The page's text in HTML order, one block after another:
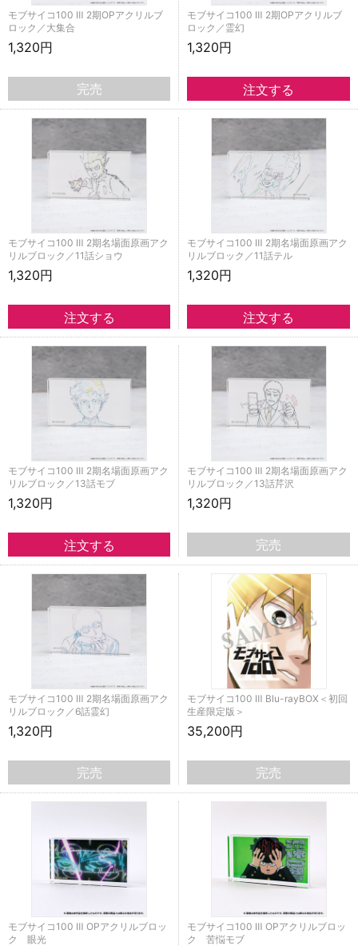
モブサイコ100 Ⅲ 2期OPアクリルブ
ロック／大集合
1,320円
完売
モブサイコ100 Ⅲ 2期OPアクリルブ
ロック／霊幻
1,320円
モブサイコ100 Ⅲ 2期名場面原画アク
リルブロック／11話ショウ
1,320円
モブサイコ100 Ⅲ 2期名場面原画アク
リルブロック／11話テル
1,320円
モブサイコ100 Ⅲ 2期名場面原画アク
リルブロック／13話モブ
1,320円
モブサイコ100 Ⅲ 2期名場面原画アク
リルブロック／13話芹沢
1,320円
完売
モブサイコ100 Ⅲ 2期名場面原画アク
リルブロック／6話霊幻
1,320円
完売
モブサイコ100 Ⅲ Blu-rayBOX＜初回
生産限定版＞
35,200円
完売
モブサイコ100 Ⅲ OPアクリルブロッ
ク 眼光
モブサイコ100 Ⅲ OPアクリルブロッ
ク 苦悩モブ